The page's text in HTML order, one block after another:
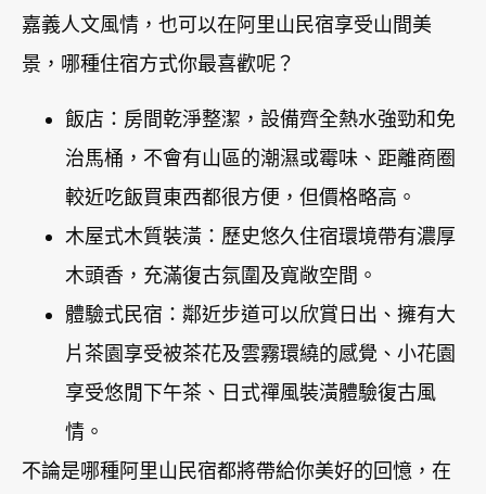
嘉義人文風情，也可以在阿里山民宿享受山間美
景，哪種住宿方式你最喜歡呢？
飯店：房間乾淨整潔，設備齊全熱水強勁和免
治馬桶，不會有山區的潮濕或霉味、距離商圈
較近吃飯買東西都很方便，但價格略高。
木屋式木質裝潢：歷史悠久住宿環境帶有濃厚
木頭香，充滿復古氛圍及寬敞空間。
體驗式民宿：鄰近步道可以欣賞日出、擁有大
片茶園享受被茶花及雲霧環繞的感覺、小花園
享受悠閒下午茶、日式禪風裝潢體驗復古風
情。
不論是哪種阿里山民宿都將帶給你美好的回憶，在